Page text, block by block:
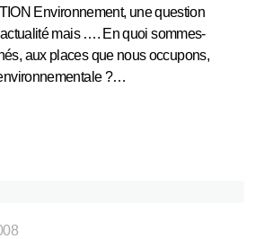
Environnement, une question
mais …. En quoi sommes-
aux places que nous occupons,
?…